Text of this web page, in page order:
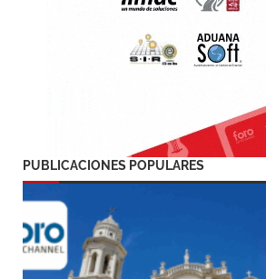
PUBLICACIONES POPULARES